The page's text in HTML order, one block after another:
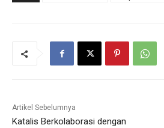
Artikel Sebelumnya
Katalis Berkolaborasi dengan